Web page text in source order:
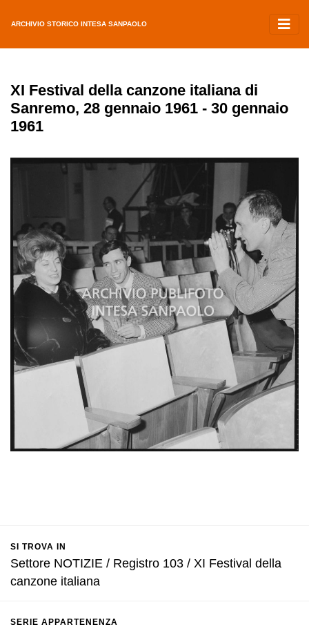
ARCHIVIO STORICO INTESA SANPAOLO
XI Festival della canzone italiana di
Sanremo, 28 gennaio 1961 - 30 gennaio
1961
SI TROVA IN
Settore NOTIZIE / Registro 103 / XI Festival della
canzone italiana
SERIE APPARTENENZA